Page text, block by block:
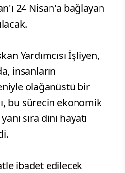
24 Nisan'a bağlayan
Yardımcısı İşliyen,
insanların
olağanüstü bir
bu sürecin ekonomik
sıra dini hayatı
ibadet edilecek